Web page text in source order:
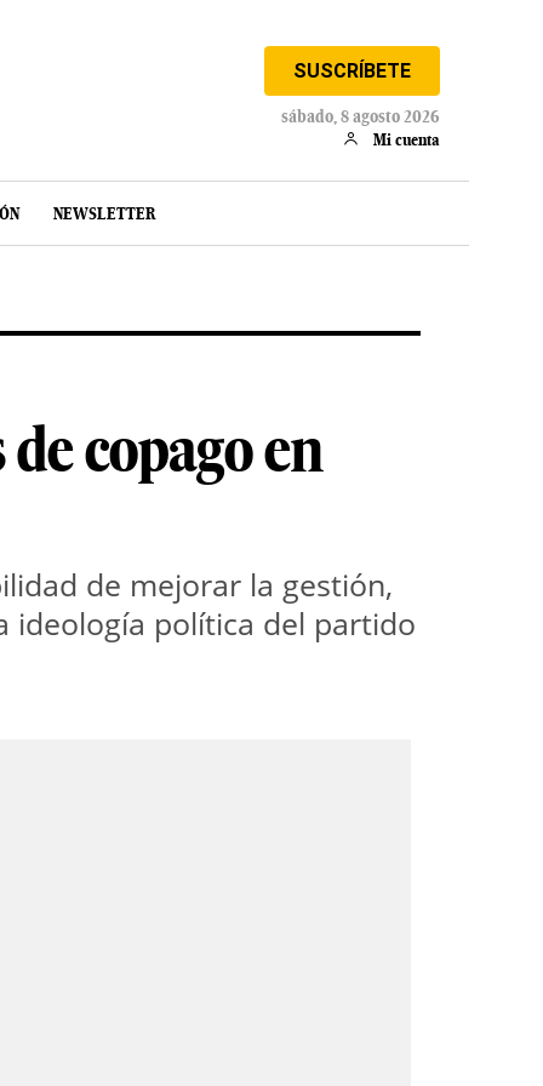
SUSCRÍBETE
sábado, 8 agosto 2026
Mi cuenta
NEWSLETTER
copago en
de mejorar la gestión,
ideología política del partido